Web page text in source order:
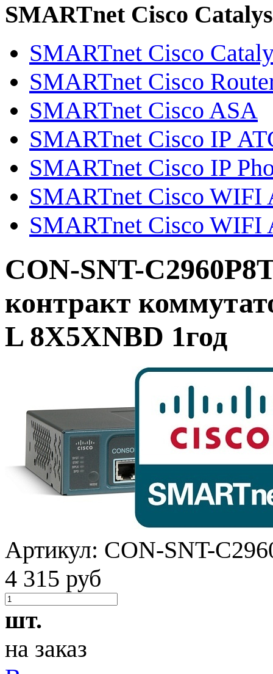
SMARTnet Cisco
SMARTnet Cisco
SMARTnet Cisco
SMARTnet Cisco ASA
SMARTnet Cisco IP
SMARTnet Cisco IP
SMARTnet Cisco WIFI
SMARTnet Cisco WIFI
CON-SNT-
контракт
L 8X5XNBD 1год
Артикул: CON-SNT-
4 315 руб
шт.
на заказ